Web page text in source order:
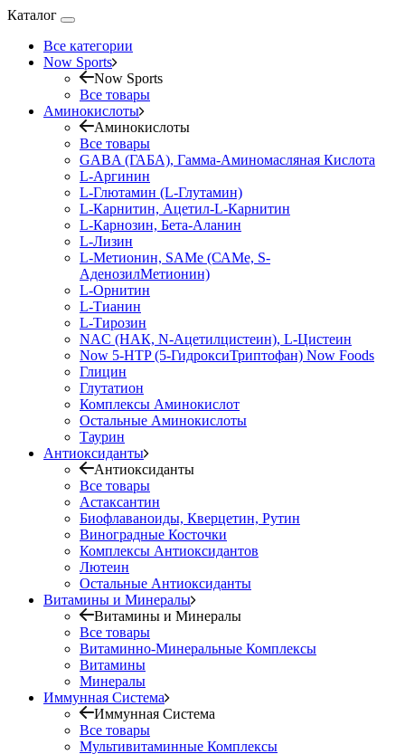
Каталог
Все категории
Now Sports
Now Sports
Все товары
Аминокислоты
Аминокислоты
Все товары
GABA (ГАБА), Гамма-Аминомасляная Кислота
L-Аргинин
L-Глютамин (L-Глутамин)
L-Карнитин, Ацетил-L-Карнитин
L-Карнозин, Бета-Аланин
L-Лизин
L-Метионин, SAMe (САМе, S-
АденозилМетионин)
L-Орнитин
L-Тианин
L-Тирозин
NAC (НАК, N-Ацетилцистеин), L-Цистеин
Now 5-HTP (5-ГидроксиТриптофан) Now Foods
Глицин
Глутатион
Комплексы Аминокислот
Остальные Аминокислоты
Таурин
Антиоксиданты
Антиоксиданты
Все товары
Астаксантин
Биофлаваноиды, Кверцетин, Рутин
Виноградные Косточки
Комплексы Антиоксидантов
Лютеин
Остальные Антиоксиданты
Витамины и Минералы
Витамины и Минералы
Все товары
Витаминно-Минеральные Комплексы
Витамины
Минералы
Иммунная Система
Иммунная Система
Все товары
Мультивитаминные Комплексы